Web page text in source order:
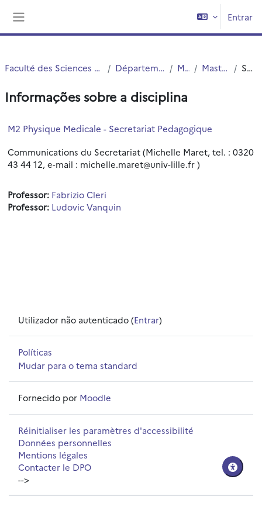
Entrar
Faculté des Sciences et Technologies (FST) Département Physique Master Master 2 PBM Sumário
Informações sobre a disciplina
M2 Physique Medicale - Secretariat Pedagogique
Communications du Secretariat (Michelle Maret, tel. : 0320
43 44 12, e-mail : michelle.maret@univ-lille.fr )
Professor: Fabrizio Cleri
Professor: Ludovic Vanquin
Utilizador não autenticado (Entrar)
Políticas
Mudar para o tema standard
Fornecido por Moodle
Réinitialiser les paramètres d'accessibilité
Données personnelles
Mentions légales
Contacter le DPO
-->